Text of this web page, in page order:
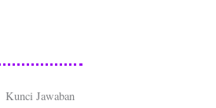
Kunci Jawaban